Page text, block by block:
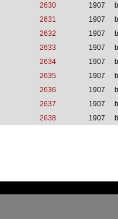
2630 1907
2631 1907
2632 1907
2633 1907
2634 1907
2635 1907
2636 1907
2637 1907
2638 1907